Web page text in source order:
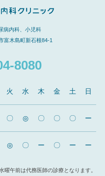
病内科、小児科
木島町新石根84-1
8080
火 水 木 金 土 日
〇 ◎ 〇 〇 〇 ー
◎ 〇 ー 〇 ー ー
午前は代務医師の診療となります。